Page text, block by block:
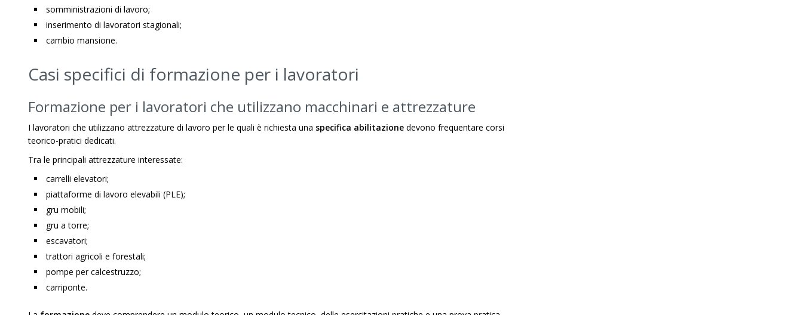
somministrazioni di lavoro;
inserimento di lavoratori stagionali;
cambio mansione.
Casi specifici di formazione per i lavoratori
Formazione per i lavoratori che utilizzano macchinari e attrezzature
I lavoratori che utilizzano attrezzature di lavoro per le quali è richiesta una specifica abilitazione devono frequentare corsi
teorico-pratici dedicati.
Tra le principali attrezzature interessate:
carrelli elevatori;
piattaforme di lavoro elevabili (PLE);
gru mobili;
gru a torre;
escavatori;
trattori agricoli e forestali;
pompe per calcestruzzo;
carriponte.